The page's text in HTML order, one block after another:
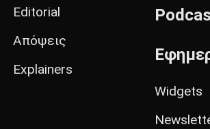
Editorial
Απόψεις
Explainers
Widgets